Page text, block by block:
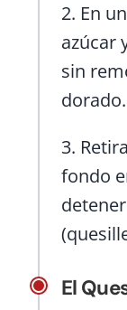
2. En
azúcar
sin
dorado.
3.
fondo
El